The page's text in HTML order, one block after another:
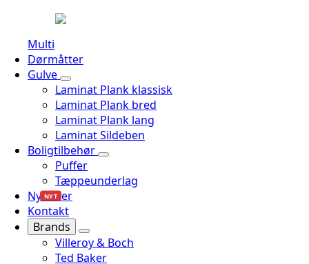
Multi
Dørmåtter
Gulve
Laminat Plank klassisk
Laminat Plank bred
Laminat Plank lang
Laminat Sildeben
Boligtilbehør
Puffer
Tæppeunderlag
Nyheder
NYT
Kontakt
Brands
Villeroy & Boch
Ted Baker